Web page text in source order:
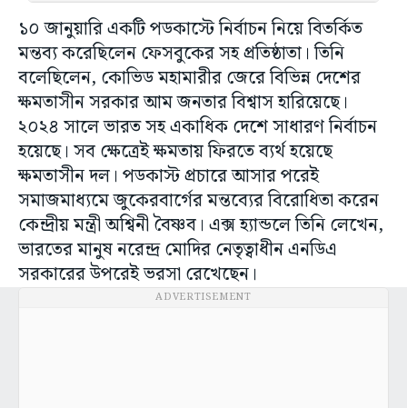
১০ জানুয়ারি একটি পডকাস্টে নির্বাচন নিয়ে বিতর্কিত
মন্তব্য করেছিলেন ফেসবুকের সহ প্রতিষ্ঠাতা। তিনি
বলেছিলেন, কোভিড মহামারীর জেরে বিভিন্ন দেশের
ক্ষমতাসীন সরকার আম জনতার বিশ্বাস হারিয়েছে।
২০২৪ সালে ভারত সহ একাধিক দেশে সাধারণ নির্বাচন
হয়েছে। সব ক্ষেত্রেই ক্ষমতায় ফিরতে ব্যর্থ হয়েছে
ক্ষমতাসীন দল। পডকাস্ট প্রচারে আসার পরেই
সমাজমাধ্যমে জুকেরবার্গের মন্তব্যের বিরোধিতা করেন
কেন্দ্রীয় মন্ত্রী অশ্বিনী বৈষ্ণব। এক্স হ্যান্ডলে তিনি লেখেন,
ভারতের মানুষ নরেন্দ্র মোদির নেতৃত্বাধীন এনডিএ
সরকারের উপরেই ভরসা রেখেছেন।
ADVERTISEMENT